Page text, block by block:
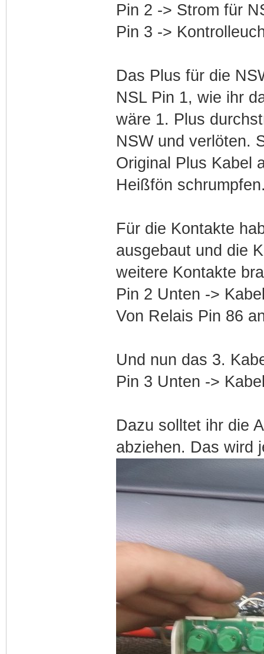
Pin 2 -> Strom für
Pin 3 ->
Das Plus für die
NSL Pin 1, wie ihr
wäre 1. Plus
NSW und verlöten.
Original Plus Kabel
Heißfön
Für die Kontakte
ausgebaut und die
weitere Kontakte
Pin 2 Unten ->
Von Relais Pin 86
Und nun das 3.
Pin 3 Unten ->
Dazu solltet ihr die
abziehen. Das wird